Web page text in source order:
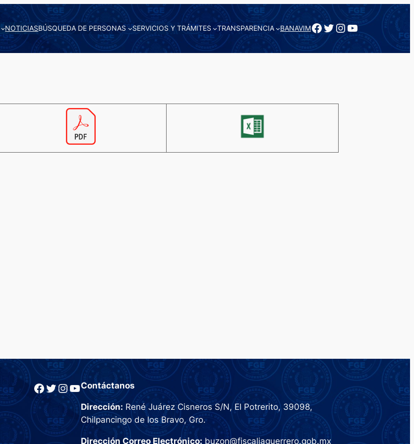
NOTICIASBÚSQUEDA DE PERSONAS SERVICIOS Y TRÁMITES TRANSPARENCIA BANAVIMFacebook
Twitter
Instagram
YouTube
Facebook Twitter InstagramYouTube Contáctanos
Dirección: René Juárez Cisneros S/N, El Potrerito, 39098,
Chilpancingo de los Bravo, Gro.
Dirección Correo Electrónico:buzon@fiscaliaguerrero.gob.mx